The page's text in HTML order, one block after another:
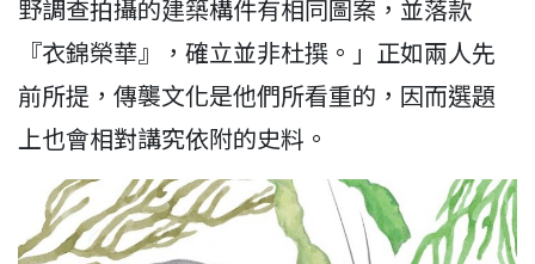
野調查拍攝的建築構件有相同圖案，並落款
『衣錦榮華』，確立並非杜撰。」正如兩人先
前所提，傳襲文化是他們所看重的，因而選題
上也會相對講究依附的史料。